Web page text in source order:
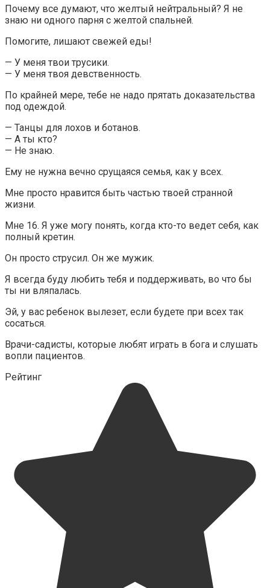
Почему все думают, что желтый нейтральный? Я не
знаю ни одного парня с желтой спальней.
Помогите, лишают свежей еды!
— У меня твои трусики.
— У меня твоя девственность.
По крайней мере, тебе не надо прятать доказательства
под одеждой.
— Танцы для лохов и ботанов.
— А ты кто?
— Не знаю.
Ему не нужна вечно срущаяся семья, как у всех.
Мне просто нравится быть частью твоей странной
жизни.
Мне 16. Я уже могу понять, когда кто-то ведет себя, как
полный кретин.
Он просто струсил. Он же мужик.
Я всегда буду любить тебя и поддерживать, во что бы
ты ни вляпалась.
Эй, у вас ребенок вылезет, если будете при всех так
сосаться.
Врачи-садисты, которые любят играть в бога и слушать
вопли пациентов.
Рейтинг